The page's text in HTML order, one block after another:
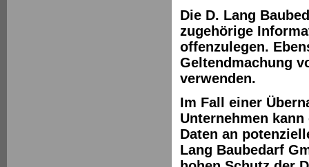
Die D. Lang
zugehörige
offenzulegen.
Geltendmachung
verwenden.
Im Fall einer
Unternehmen
Daten an
Lang Baubedarf